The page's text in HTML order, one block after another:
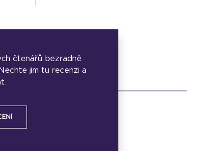
čtenářů bezradně
jim tu recenzi a